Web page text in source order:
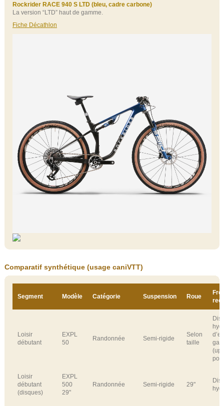
Rockrider RACE 940 S LTD (bleu, cadre carbone)
La version “LTD” haut de gamme.
Fiche Décathlon
Comparatif synthétique (usage caniVTT)
Segment Modèle Catégorie Suspension Roue
Loisir
débutant
EXPL
50
Randonnée Semi‑rigide
Selon
taille
Loisir
débutant
(disques)
EXPL
500
29"
Randonnée Semi‑rigide 29"